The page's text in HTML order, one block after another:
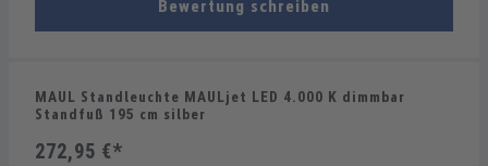
Bewertung schreiben
MAUL Standleuchte MAULjet LED 4.000 K dimmbar
Standfuß 195 cm silber
272,95 €*